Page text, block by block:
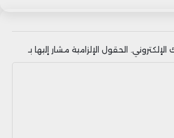
الحقول الإلزامية مشار إليها بـ